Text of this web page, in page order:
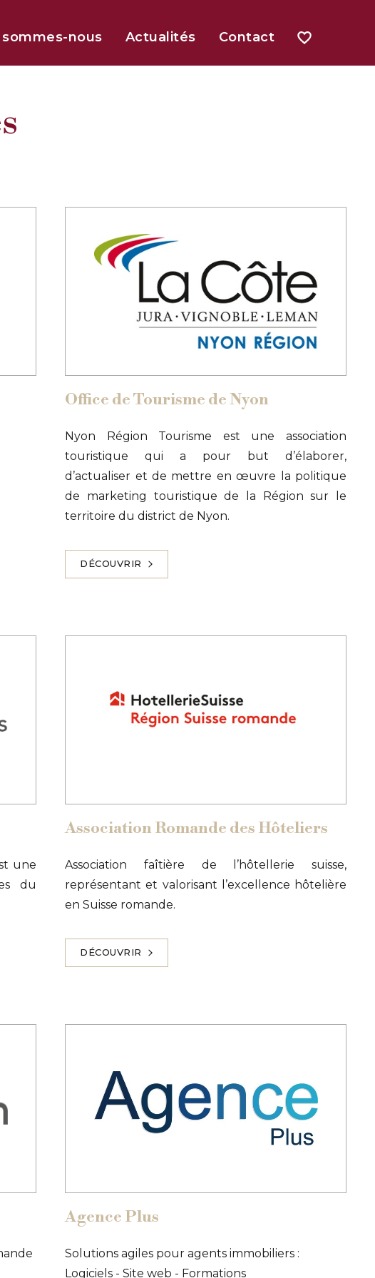
sommes-nous Actualités Contact
Office de Tourisme de Nyon
Nyon Région Tourisme est une association
touristique qui a pour but d’élaborer,
d’actualiser et de mettre en œuvre la politique
de marketing touristique de la Région sur le
territoire du district de Nyon.
DÉCOUVRIR
une
du
Association Romande des Hôteliers
Association faîtière de l’hôtellerie suisse,
représentant et valorisant l’excellence hôtelière
en Suisse romande.
DÉCOUVRIR
Agence Plus
Solutions agiles pour agents immobiliers :
Logiciels - Site web - Formations